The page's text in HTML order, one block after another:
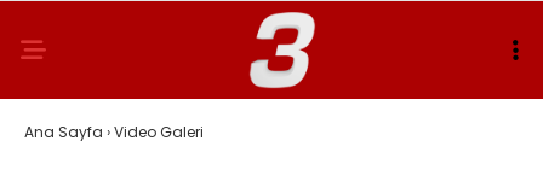
Ana Sayfa ›Video Galeri